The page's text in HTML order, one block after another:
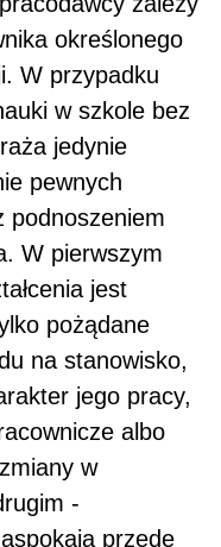
określonego
W przypadku
w szkole bez
jedynie
pewnych
podnoszeniem
W pierwszym
jest
pożądane
na stanowisko,
jego pracy,
albo
w
-
przede